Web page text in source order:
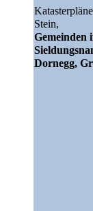
Stein,
Gemeinden
Dornegg,